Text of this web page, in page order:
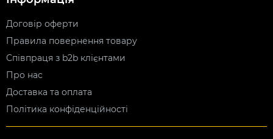
Договір оферти
Правила повернення товару
Співпраця з b2b клієнтами
Про нас
Доставка та оплата
Політика конфіденційності